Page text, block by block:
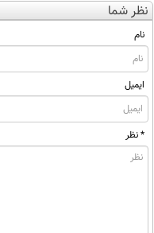
نظر شما
نام
ایمیل
* نظر